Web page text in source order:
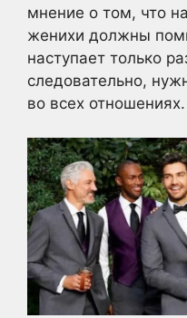
мнение о том, что
женихи должны
наступает только
следовательно,
во всех отношениях.